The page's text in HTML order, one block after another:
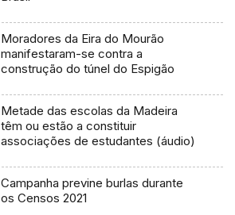
Moradores da Eira do Mourão
manifestaram-se contra a
construção do túnel do Espigão
Metade das escolas da Madeira
têm ou estão a constituir
associações de estudantes (áudio)
Campanha previne burlas durante
os Censos 2021